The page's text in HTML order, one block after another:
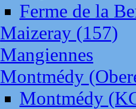
Ferme de la
Maizeray (157)
Mangiennes
Montmédy
Montmédy